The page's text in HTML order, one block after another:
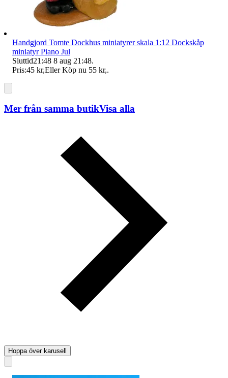
Handgjord Tomte Dockhus miniatyrer skala 1:12 Dockskåp
miniatyr Piano Jul
Sluttid21:48 8 aug 21:48.
Pris:45 kr,Eller Köp nu 55 kr,.
Mer från samma butikVisa alla
Hoppa över karusell